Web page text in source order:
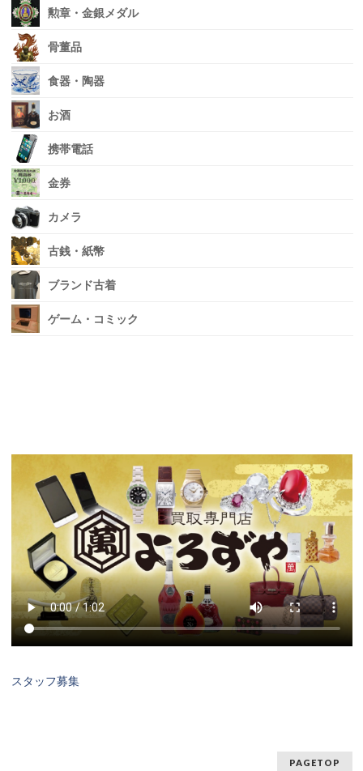
勲章・金銀メダル
骨董品
食器・陶器
お酒
携帯電話
金券
カメラ
古銭・紙幣
ブランド古着
ゲーム・コミック
スタッフ募集
PAGETOP